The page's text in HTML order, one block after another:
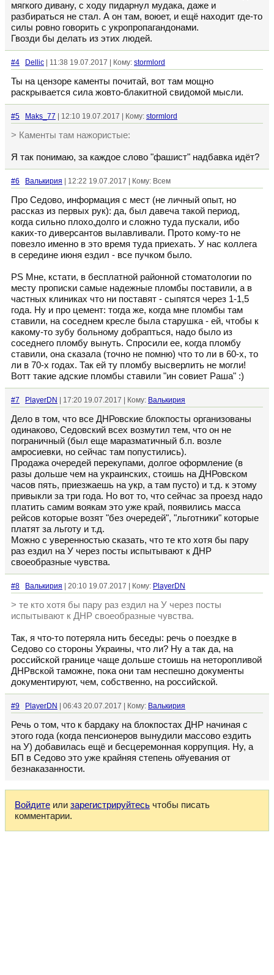
мягкого дивану, с ходу пидарнул мудака, даже и
разбираться не стал. А он там, воюет, и ещё находит где-то
силы ровно говорить с укропропагандонами.
Гвозди бы делать из этих людей.
#4 Dellic | 11:38 19.07.2017 | Кому: stormlord
Ты на цензоре каменты почитай, вот там мощно
раскрывается сила жовто-блакитной свидомой мысли.
#5 Maks_77 | 12:10 19.07.2017 | Кому: stormlord
> Каменты там нажористые:
Я так понимаю, за каждое слово "фашист" надбавка идёт?
#6 Валькирия | 12:22 19.07.2017 | Кому: Всем
Про Седово, информация с мест (не личный опыт, но
рассказ из первых рук): да, был давеча такой период,
когда сильно плохо,долго и сложно туда пускали, ибо
каких-то диверсантов вылавливали. Прото кому-то не
повезло именно в это время туда приехать. У нас коллега
в середине июня ездил - все пучком было.
PS Мне, кстати, в бесплатной районной стоматологии по
месту прописки самые надежные пломбы поставили, а в
частных клиниках что ни поставят - сыпятся через 1-1,5
года. Ну и про цемент: тогда же, когда мне пломбы там
ставили, на соседнем кресле была старушка - ей, чтобы к
какому-то зубу больному добрапться, надо было из
соседнего пломбу вынуть. Спросили ее, когда пломбу
ставили, она сказала (точно не помню) что то ли в 60-х, то
ли в 70-х годах. Так ей ту пломбу высверлить не могли!
Вотт такие адские пломбы ставили "ин совиет Раша" :)
#7 PlayerDN | 17:20 19.07.2017 | Кому: Валькирия
Дело в том, что все ДНРовские блокпосты организованы
одинаково, Седовский всех возмутил тем, что он не
пограничный (был еще маразматичный б.п. возле
амросиевки, но сейчас там попустились).
Продажа очередей перекупами, долгое оформление (в
разы дольше чем на украинских, стоишь на ДНРовском
часов пять, приезжаешь на укр, а там пусто) и т.д. к этому
привыкли за три года. Но вот то, что сейчас за проезд надо
платить самим воякам это уже край, появились масса
рейсов которые возят "без очередей", "льготники" которые
платят за льготу и т.д.
Можно с уверенностью сказать, что те кто хотя бы пару
раз ездил на У через посты испытывают к ДНР
своеобразные чувства.
#8 Валькирия | 20:10 19.07.2017 | Кому: PlayerDN
> те кто хотя бы пару раз ездил на У через посты
испытывают к ДНР своеобразные чувства.
Так, я что-то потеряла нить беседы: речь о поездке в
Седово со стороны Украины, что ли? Ну а так да, на
российской границе чаще дольше стоишь на неторопливой
ДНРвской таможне, пока они там неспешно документы
документируют, чем, собственно, на российской.
#9 PlayerDN | 06:43 20.07.2017 | Кому: Валькирия
Речь о том, что к бардаку на блокпостах ДНР начиная с
этого года (когда пенсионеров вынудили массово ездить
на У) добавилась ещё и бесцеремонная коррупция. Ну, а
БП в Седово это уже крайняя степень о#уевания от
безнаказанности.
Войдите или зарегистрируйтесь чтобы писать
комментарии.